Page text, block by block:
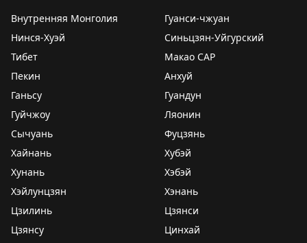
Внутренняя Монголия
Гуанси-чжуан
Нинся-Хуэй
Синьцзян-Уйгурский
Тибет
Макао САР
Пекин
Анхуй
Ганьсу
Гуандун
Гуйчжоу
Ляонин
Сычуань
Фуцзянь
Хайнань
Хубэй
Хунань
Хэбэй
Хэйлунцзян
Хэнань
Цзилинь
Цзянси
Цзянсу
Цинхай